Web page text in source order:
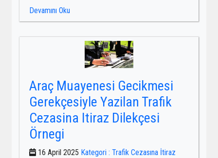
Devamını Oku
Araç Muayenesi Gecikmesi
Gerekçesiyle Yazilan Trafik
Cezasina Itiraz Dilekçesi
Örnegi
16 April 2025 Kategori : Trafik Cezasına İtiraz